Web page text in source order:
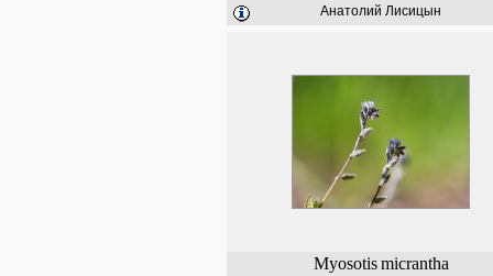
Анатолий Лисицын
Myosotis micrantha